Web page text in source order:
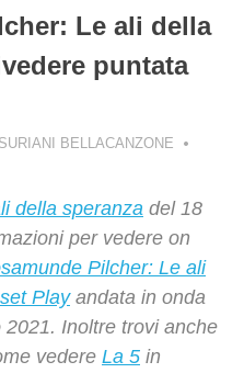
Le ali della
puntata
BELLACANZONE
della speranza del 18
per vedere on
Pilcher: Le ali
Playandata in onda
Inoltre trovi anche
vedere La 5 in